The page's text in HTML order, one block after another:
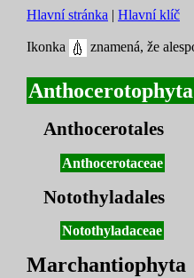
Hlavní stránka | Hlavní klíč
Ikonka znamená, že
Anthocerotophyta
Anthocerotales
Anthocerotaceae
Notothyladales
Notothyladaceae
Marchantiophyta